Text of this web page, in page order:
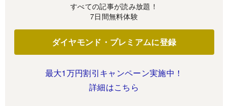
すべての記事が読み放題！
7日間無料体験
ダイヤモンド・プレミアムに登録
最大1万円割引キャンペーン実施中！
詳細はこちら